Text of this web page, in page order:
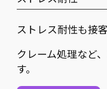
ストレス耐性も接
クレーム処理など
す。